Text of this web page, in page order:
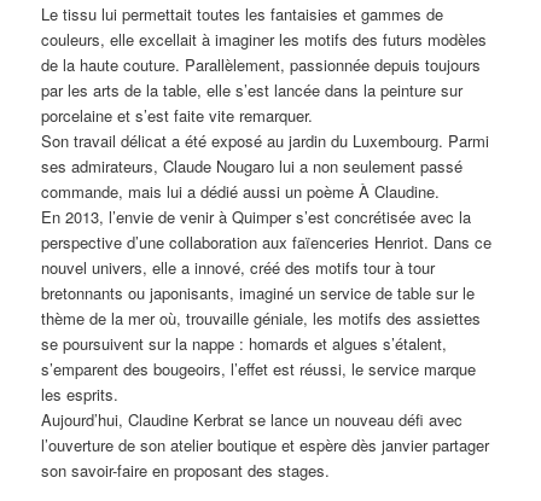
Le tissu lui permettait toutes les fantaisies et gammes de
couleurs, elle excellait à imaginer les motifs des futurs modèles
de la haute couture. Parallèlement, passionnée depuis toujours
par les arts de la table, elle s’est lancée dans la peinture sur
porcelaine et s’est faite vite remarquer.
Son travail délicat a été exposé au jardin du Luxembourg. Parmi
ses admirateurs, Claude Nougaro lui a non seulement passé
commande, mais lui a dédié aussi un poème À Claudine.
En 2013, l’envie de venir à Quimper s’est concrétisée avec la
perspective d’une collaboration aux faïenceries Henriot. Dans ce
nouvel univers, elle a innové, créé des motifs tour à tour
bretonnants ou japonisants, imaginé un service de table sur le
thème de la mer où, trouvaille géniale, les motifs des assiettes
se poursuivent sur la nappe : homards et algues s’étalent,
s’emparent des bougeoirs, l’effet est réussi, le service marque
les esprits.
Aujourd’hui, Claudine Kerbrat se lance un nouveau défi avec
l’ouverture de son atelier boutique et espère dès janvier partager
son savoir-faire en proposant des stages.